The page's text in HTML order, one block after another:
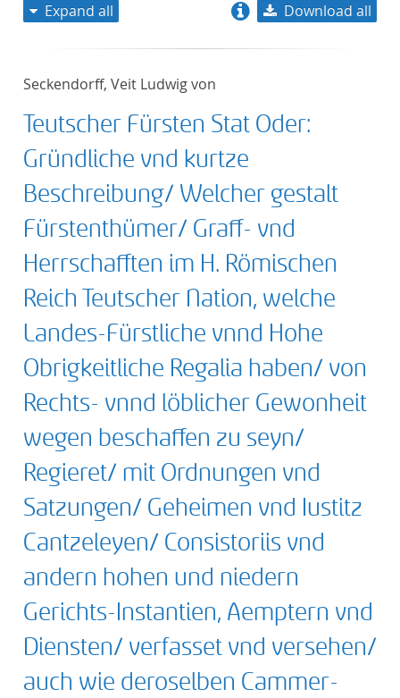
title descending
format ascending
format
publication date
publication date
10
20
50
Expand all Download all
Seckendorff, Veit Ludwig von
Teutscher Fürsten Stat Oder:
Gründliche vnd kurtze
Beschreibung/ Welcher gestalt
Fürstenthümer/ Graff- vnd
Herrschafften im H. Römischen
Reich Teutscher Nation, welche
Landes-Fürstliche vnnd Hohe
Obrigkeitliche Regalia haben/ von
Rechts- vnnd löblicher Gewonheit
wegen beschaffen zu seyn/
Regieret/ mit Ordnungen vnd
Satzungen/ Geheimen vnd Iustitz
Cantzeleyen/ Consistoriis vnd
andern hohen und niedern
Gerichts-Instantien, Aemptern vnd
Diensten/ verfasset vnd versehen/
auch wie deroselben Cammer-